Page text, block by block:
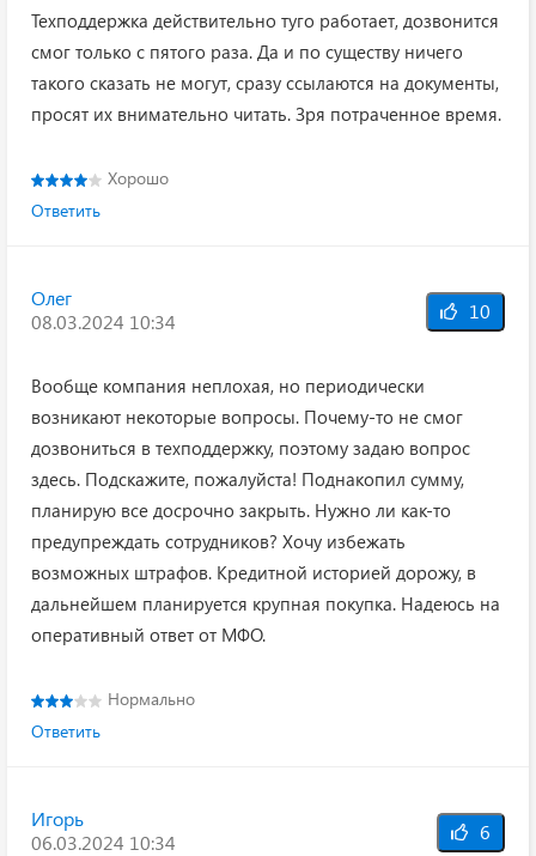
Техподдержка действительно туго работает, дозвонится
смог только с пятого раза. Да и по существу ничего
такого сказать не могут, сразу ссылаются на документы,
просят их внимательно читать. Зря потраченное время.
Хорошо
Ответить
Олег
08.03.2024 10:34
10
Вообще компания неплохая, но периодически
возникают некоторые вопросы. Почему-то не смог
дозвониться в техподдержку, поэтому задаю вопрос
здесь. Подскажите, пожалуйста! Поднакопил сумму,
планирую все досрочно закрыть. Нужно ли как-то
предупреждать сотрудников? Хочу избежать
возможных штрафов. Кредитной историей дорожу, в
дальнейшем планируется крупная покупка. Надеюсь на
оперативный ответ от МФО.
Нормально
Ответить
Игорь
06.03.2024 10:34
6